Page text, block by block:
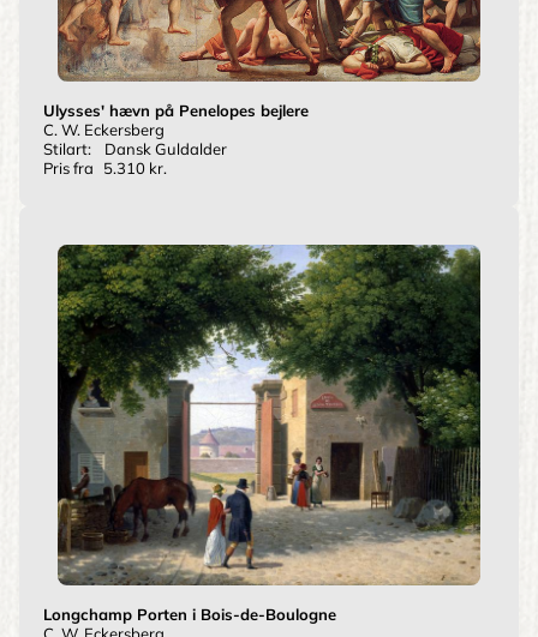
Ulysses' hævn på Penelopes bejlere
C. W. Eckersberg
Stilart:
Dansk Guldalder
Pris fra
5.310 kr.
Longchamp Porten i Bois-de-Boulogne
C. W. Eckersberg